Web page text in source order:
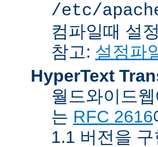
/etc/
컴파일때 설
참고: 설정파
HyperText
월드와이드
는 RFC 2616
1.1 버전을